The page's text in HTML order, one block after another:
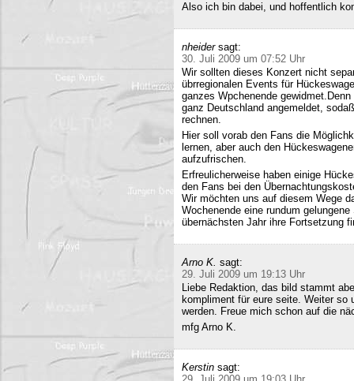
Also ich bin dabei, und hoffentlich
nheider sagt:
30. Juli 2009 um 07:52 Uhr
Wir sollten dieses Konzert nicht
übrregionalen Events für
ganzes Wpchenende
ganz Deutschland angemeldet,
rechnen.
Hier soll vorab den Fans die
lernen, aber auch den
aufzufrischen.
Erfreulicherweise haben einige
den Fans bei den
Wir möchten uns auf diesem Wege
Wochenende eine rundum
übernächsten Jahr ihre Fortsetzung
Arno K. sagt:
29. Juli 2009 um 19:13 Uhr
Liebe Redaktion, das bild stammt
kompliment für eure seite. Weiter so
werden. Freue mich schon auf die
mfg Arno K.
Kerstin sagt: